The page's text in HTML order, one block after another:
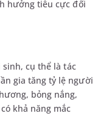
hưởng tiêu cực đối
sinh, cụ thể là tác
gia tăng tỷ lệ người
bỏng nắng,
khả năng mắc